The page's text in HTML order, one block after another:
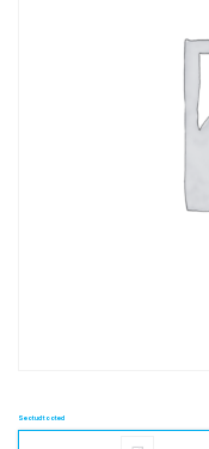
Seotud tooted